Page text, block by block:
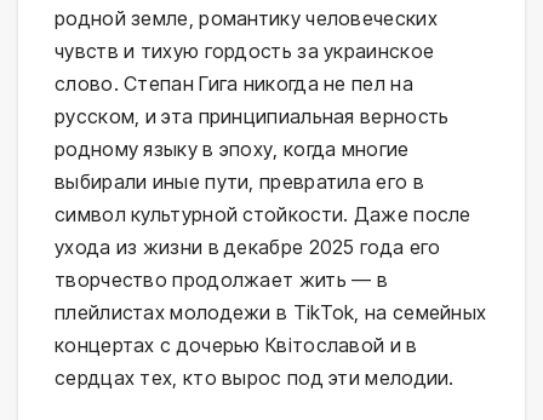
родной земле, романтику человеческих
чувств и тихую гордость за украинское
слово. Степан Гига никогда не пел на
русском, и эта принципиальная верность
родному языку в эпоху, когда многие
выбирали иные пути, превратила его в
символ культурной стойкости. Даже после
ухода из жизни в декабре 2025 года его
творчество продолжает жить — в
плейлистах молодежи в TikTok, на семейных
концертах с дочерью Квітославой и в
сердцах тех, кто вырос под эти мелодии.